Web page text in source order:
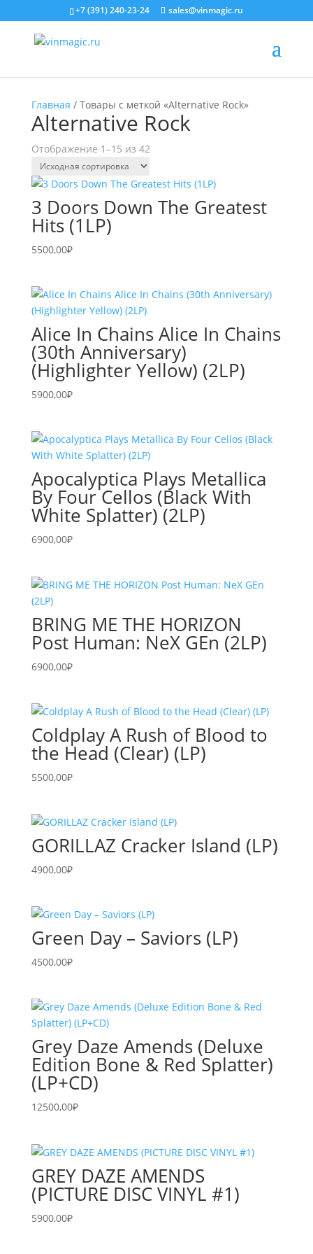
+7 (391) 240-23-24 sales@vinmagic.ru
Главная / Товары с меткой «Alternative Rock»
Alternative Rock
Отображение 1–15 из 42
3 Doors Down The Greatest
Hits (1LP)
5500,00₽
Alice In Chains Alice In Chains
(30th Anniversary)
(Highlighter Yellow) (2LP)
5900,00₽
Apocalyptica Plays Metallica
By Four Cellos (Black With
White Splatter) (2LP)
6900,00₽
BRING ME THE HORIZON
Post Human: NeX GEn (2LP)
6900,00₽
Coldplay A Rush of Blood to
the Head (Clear) (LP)
5500,00₽
GORILLAZ Cracker Island (LP)
4900,00₽
Green Day – Saviors (LP)
4500,00₽
Grey Daze Amends (Deluxe
Edition Bone & Red Splatter)
(LP+CD)
12500,00₽
GREY DAZE AMENDS
(PICTURE DISC VINYL #1)
5900,00₽